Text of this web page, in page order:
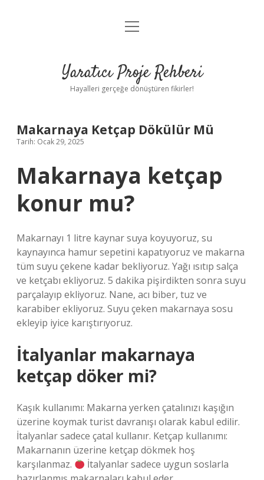
Anasayfa
Yasal Uyarı
menüyü
Yaratıcı Proje Rehberi
Hayalleri gerçeğe dönüştüren fikirler!
Makarnaya Ketçap Dökülür Mü
Tarih: Ocak 29, 2025
Makarnaya ketçap
konur mu?
Makarnayı 1 litre kaynar suya koyuyoruz, su
kaynayınca hamur sepetini kapatıyoruz ve makarna
tüm suyu çekene kadar bekliyoruz. Yağı ısıtıp salça
ve ketçabı ekliyoruz. 5 dakika pişirdikten sonra suyu
parçalayıp ekliyoruz. Nane, acı biber, tuz ve
karabiber ekliyoruz. Suyu çeken makarnaya sosu
ekleyip iyice karıştırıyoruz.
İtalyanlar makarnaya
ketçap döker mi?
Kaşık kullanımı: Makarna yerken çatalınızı kaşığın
üzerine koymak turist davranışı olarak kabul edilir.
İtalyanlar sadece çatal kullanır. Ketçap kullanımı:
Makarnanın üzerine ketçap dökmek hoş
karşılanmaz.
İtalyanlar sadece uygun soslarla